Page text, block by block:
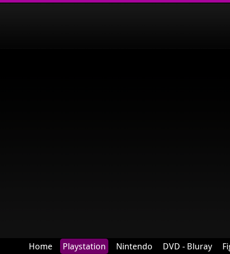
Home Playstation Nintendo DVD - Bluray